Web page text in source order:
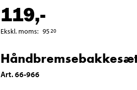
119,-
Ekskl. moms: 95 20
Art.66-966